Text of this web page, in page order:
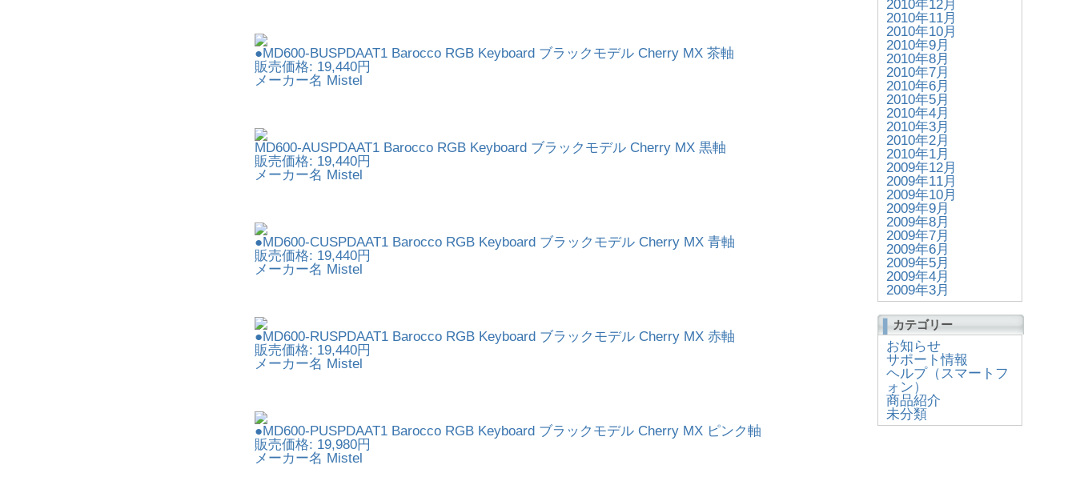
●MD600-BUSPDAAT1 Barocco RGB Keyboard ブラックモデル Cherry MX 茶軸
販売価格: 19,440円
メーカー名 Mistel
MD600-AUSPDAAT1 Barocco RGB Keyboard ブラックモデル Cherry MX 黒軸
販売価格: 19,440円
メーカー名 Mistel
●MD600-CUSPDAAT1 Barocco RGB Keyboard ブラックモデル Cherry MX 青軸
販売価格: 19,440円
メーカー名 Mistel
●MD600-RUSPDAAT1 Barocco RGB Keyboard ブラックモデル Cherry MX 赤軸
販売価格: 19,440円
メーカー名 Mistel
●MD600-PUSPDAAT1 Barocco RGB Keyboard ブラックモデル Cherry MX ピンク軸
販売価格: 19,980円
メーカー名 Mistel
2010年12月
2010年11月
2010年10月
2010年9月
2010年8月
2010年7月
2010年6月
2010年5月
2010年4月
2010年3月
2010年2月
2010年1月
2009年12月
2009年11月
2009年10月
2009年9月
2009年8月
2009年7月
2009年6月
2009年5月
2009年4月
2009年3月
カテゴリー
お知らせ
サポート情報
ヘルプ（スマートフ
ォン）
商品紹介
未分類